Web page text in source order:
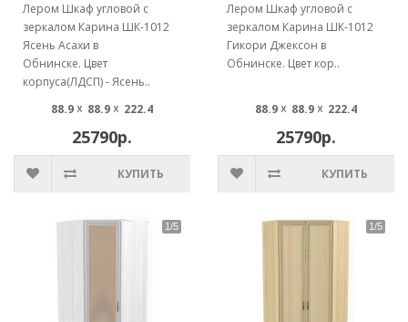
Лером Шкаф угловой с
зеркалом Карина ШК-1012
Ясень Асахи в
Обнинске. Цвет
корпуса(ЛДСП) - Ясень..
88.9 ☓ 88.9 ☓ 222.4
25790р.
КУПИТЬ
Лером Шкаф угловой с
зеркалом Карина ШК-1012
Гикори Джексон в
Обнинске. Цвет кор..
88.9 ☓ 88.9 ☓ 222.4
25790р.
КУПИТЬ